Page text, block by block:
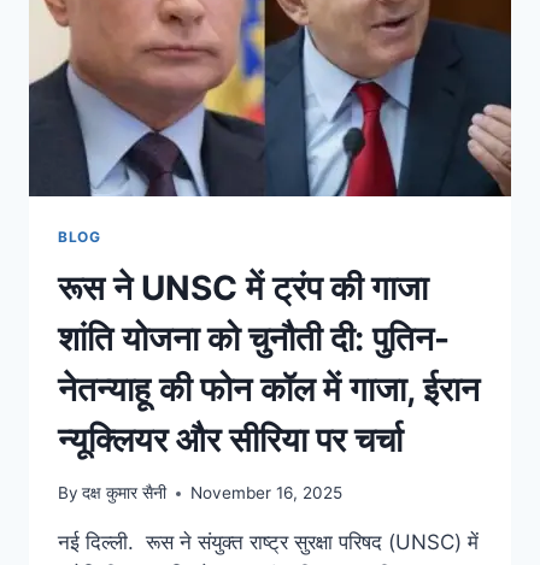
BLOG
रूस ने UNSC में ट्रंप की गाजा
शांति योजना को चुनौती दी: पुतिन-
नेतन्याहू की फोन कॉल में गाजा, ईरान
न्यूक्लियर और सीरिया पर चर्चा
By दक्ष कुमार सैनी November 16, 2025
नई दिल्ली. रूस ने संयुक्त राष्ट्र सुरक्षा परिषद (UNSC) में